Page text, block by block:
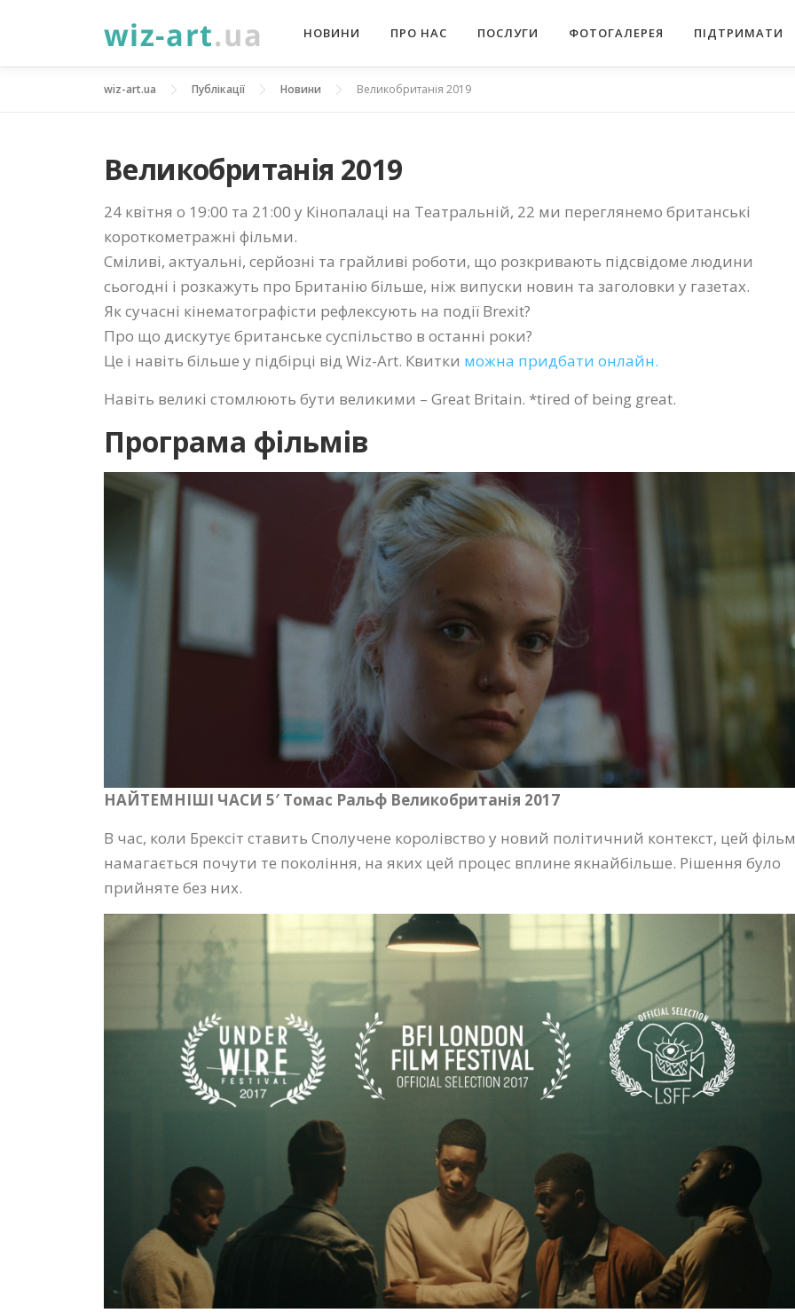
НОВИНИ ПРО НАС ПОСЛУГИ ФОТОГАЛЕРЕЯ ПІДТРИМАТИ
wiz-art.ua Публікації Новини Великобританія 2019
Великобританія 2019
24 квітня о 19:00 та 21:00 у Кінопалаці на Театральній, 22 ми переглянемо британські
короткометражні фільми.
Сміливі, актуальні, серйозні та грайливі роботи, що розкривають підсвідоме людини
сьогодні і розкажуть про Британію більше, ніж випуски новин та заголовки у газетах.
Як сучасні кінематографісти рефлексують на події Brexit?
Про що дискутує британське суспільство в останні роки?
Це і навіть більше у підбірці від Wiz-Art. Квитки можна придбати онлайн.
Навіть великі стомлюють бути великими – Great Britain. *tired of being great.
Програма фільмів
НАЙТЕМНІШІ ЧАСИ 5′ Томас Ральф Великобританія 2017
В час, коли Брексіт ставить Сполучене королівство у новий політичний контекст, цей фільм
намагається почути те покоління, на яких цей процес вплине якнайбільше. Рішення було
прийняте без них.